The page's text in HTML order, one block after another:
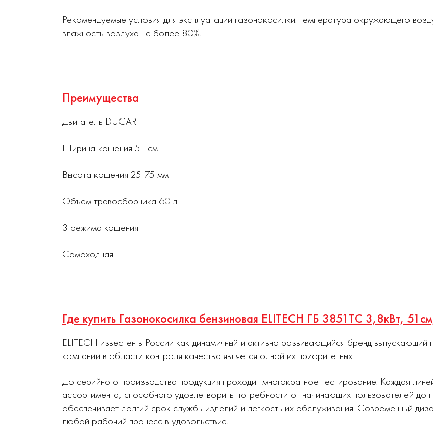
Рекомендуемые условия для эксплуатации газонокосилки: температура окружающего
влажность воздуха не более 80%.
Преимущества
Двигатель DUCAR
Ширина кошения 51 см
Высота кошения 25-75 мм
Объем травосборника 60 л
3 режима кошения
Самоходная
Где купить Газонокосилка бензиновая ELITECH ГБ 3851ТС 3,8кВт,
ELITECH известен в России как динамичный и активно развивающийся бренд
компании в области контроля качества является одной их приоритетных.
До серийного производства продукция проходит многократное тестирование. Каждая
ассортимента, способного удовлетворить потребности от начинающих пользователей до
обеспечивает долгий срок службы изделий и легкость их обслуживания. Современный
любой рабочий процесс в удовольствие.